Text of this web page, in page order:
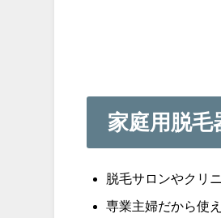
家庭用脱毛
脱毛サロンやクリ
専業主婦だから使